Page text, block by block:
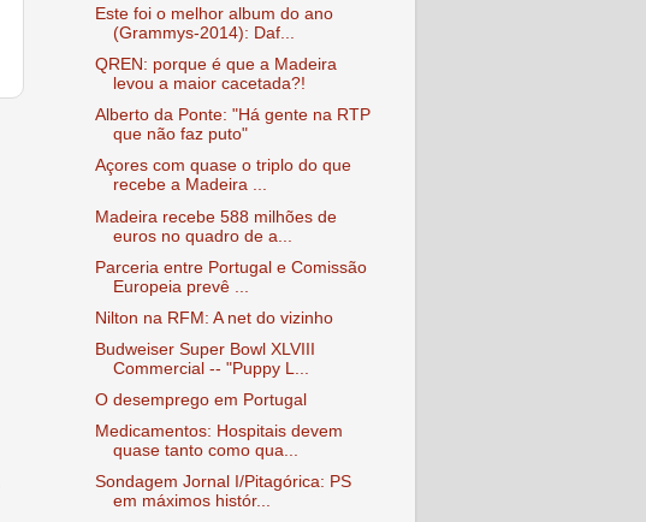
Este foi o melhor album do ano
(Grammys-2014): Daf...
QREN: porque é que a Madeira
levou a maior cacetada?!
Alberto da Ponte: "Há gente na RTP
que não faz puto"
Açores com quase o triplo do que
recebe a Madeira ...
Madeira recebe 588 milhões de
euros no quadro de a...
Parceria entre Portugal e Comissão
Europeia prevê ...
Nilton na RFM: A net do vizinho
Budweiser Super Bowl XLVIII
Commercial -- "Puppy L...
O desemprego em Portugal
Medicamentos: Hospitais devem
quase tanto como qua...
Sondagem Jornal I/Pitagórica: PS
em máximos histór...